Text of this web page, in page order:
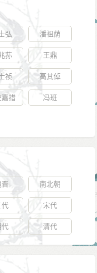
宋室孤臣，只欠一
母在堂耳，先妣以今
间事矣！”。其子定
龚原。门人私谥他为
北上那天起，就开
看见被元军 俘虏的
蔬菜水果维持生命。
安排到悯忠寺休
有一块纪念曹娥的
个年轻的女子尚能为
此，他开始绝食。5天
64岁。
弘 潘祖荫
荪 王鼎
祯 高其倬
嘉措 冯班
晋 南北朝
代 宋代
代 清代